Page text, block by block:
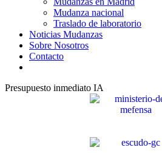
Mudanza nacional
Traslado de laboratorio
Noticias Mudanzas
Sobre Nosotros
Contacto
Presupuesto inmediato IA